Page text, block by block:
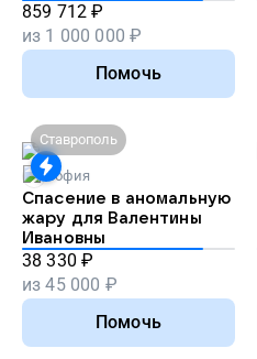
859 712 ₽
из 1 000 000 ₽
Помочь
Ставрополь
София
Спасение в аномальную
жару для Валентины
Ивановны
38 330 ₽
из45 000 ₽
Помочь